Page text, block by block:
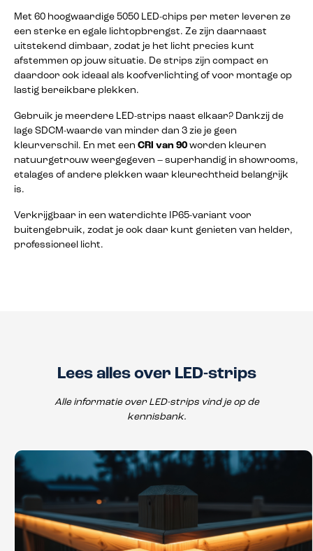
Met 60 hoogwaardige 5050 LED-chips per meter leveren ze
een sterke en egale lichtopbrengst. Ze zijn daarnaast
uitstekend dimbaar, zodat je het licht precies kunt
afstemmen op jouw situatie. De strips zijn compact en
daardoor ook ideaal als koofverlichting of voor montage op
lastig bereikbare plekken.
Gebruik je meerdere LED-strips naast elkaar? Dankzij de
lage SDCM-waarde van minder dan 3 zie je geen
kleurverschil. En met een CRI van 90 worden kleuren
natuurgetrouw weergegeven – superhandig in showrooms,
etalages of andere plekken waar kleurechtheid belangrijk
is.
Verkrijgbaar in een waterdichte IP65-variant voor
buitengebruik, zodat je ook daar kunt genieten van helder,
professioneel licht.
Lees alles over LED-strips
Alle informatie over LED-strips vind je op de
kennisbank.